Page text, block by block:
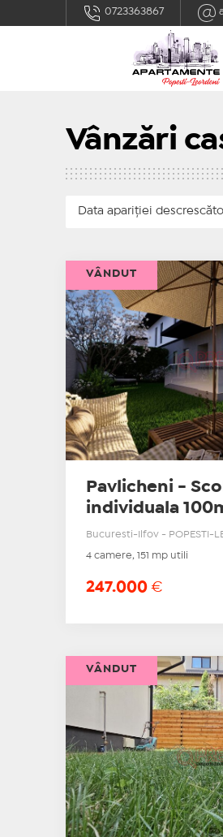
0723363867
Vânzări
Pavlicheni -
individuala
Bucuresti-Ilfov - POPESTI-
4 camere, 151 mp utili
247.000 €
VÂNDUT
VÂNDUT